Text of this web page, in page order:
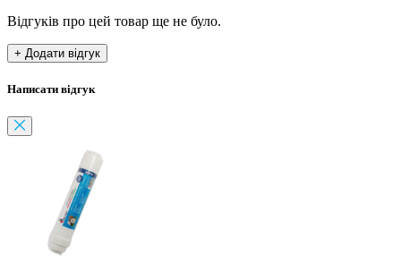
Відгуків про цей товар ще не було.
+ Додати відгук
Написати відгук